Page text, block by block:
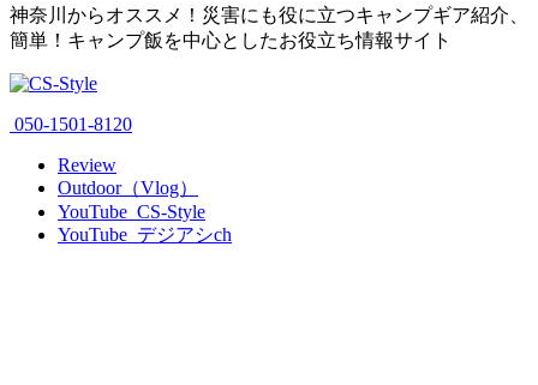
神奈川からオススメ！災害にも役に立つキャンプギア紹介、
簡単！キャンプ飯を中心としたお役立ち情報サイト
050-1501-8120
Review
Outdoor（Vlog）
YouTube_CS-Style
YouTube_デジアシch